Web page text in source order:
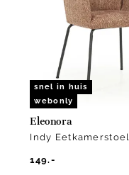
snel in huis
webonly
Eleonora
Indy Eetkamerstoel
149.-